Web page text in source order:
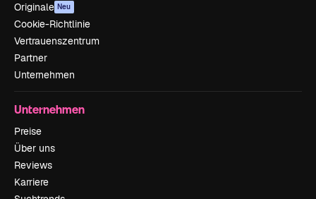
Originale Neu
Cookie-Richtlinie
Vertrauenszentrum
Partner
Unternehmen
Unternehmen
Preise
Über uns
Reviews
Karriere